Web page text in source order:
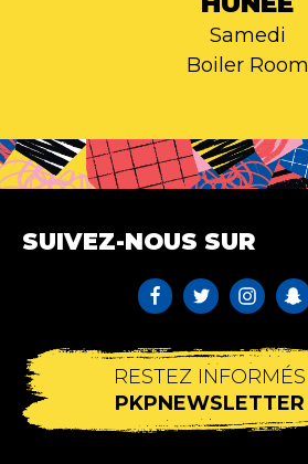
Samedi
Boiler Room
SUIVEZ-NOUS SUR
RESTEZ INFORMÉS
PKPNEWSLETTER